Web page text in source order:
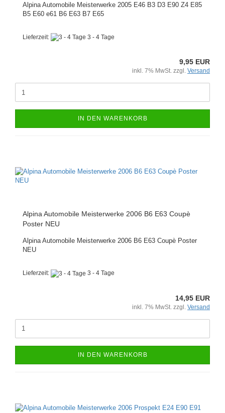
Alpina Automobile Meisterwerke 2005 E46 B3 D3 E90 Z4 E85
B5 E60 e61 B6 E63 B7 E65
Lieferzeit: 3 - 4 Tage
9,95 EUR
inkl. 7% MwSt. zzgl. Versand
IN DEN WARENKORB
Alpina Automobile Meisterwerke 2006 B6 E63 Coupè
Poster NEU
Alpina Automobile Meisterwerke 2006 B6 E63 Coupè Poster
NEU
Lieferzeit: 3 - 4 Tage
14,95 EUR
inkl. 7% MwSt. zzgl. Versand
IN DEN WARENKORB